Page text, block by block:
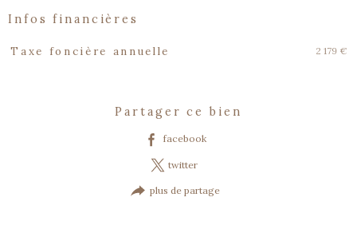
infos financières
Caractéristiques Valeurs
Taxe foncière annuelle 2 179 €
partager ce bien
facebook
twitter
plus de partage